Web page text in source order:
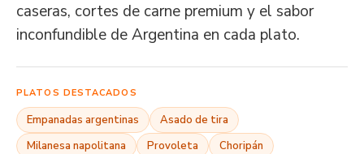
caseras, cortes de carne premium y el sabor
inconfundible de Argentina en cada plato.
PLATOS DESTACADOS
Empanadas argentinas
Asado de tira
Milanesa napolitana
Provoleta
Choripán